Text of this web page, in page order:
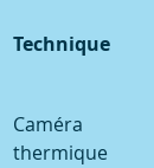
Technique
Caméra
thermique